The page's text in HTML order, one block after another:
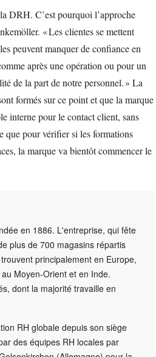
DRH. C’est pourquoi l’approche
« Les clientes se mettent
peuvent manquer de confiance en
après une opération ou pour un
de la part de notre personnel. » La
formés sur ce point et que la marque
interne pour le contact client, sans
que pour vérifier si les formations
la marque va bientôt commencer le
en 1886. L'entreprise, qui fête
plus de 700 magasins répartis
principalement en Europe,
Moyen-Orient et en Inde.
dont la majorité travaille en
RH globale depuis son siège
des équipes RH locales par